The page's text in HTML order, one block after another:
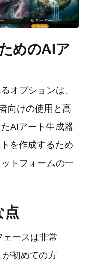
めのAIア
オプションは、
向けの使用と高
AIアート生成器
を作成するため
トフォームの一
点
ースは非常
初めての方